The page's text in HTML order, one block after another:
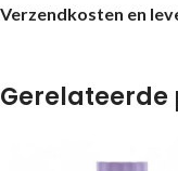
Verzendkosten en